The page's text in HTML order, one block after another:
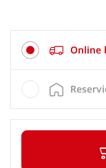
Online